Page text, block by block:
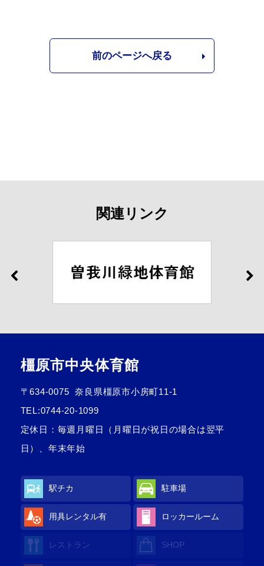
前のページへ戻る
関連リンク
橿原市中央体育館
〒634-0075
奈良県橿原市小房町11-1
TEL:0744-20-1099
定休日：毎週月曜日（月曜日が祝日の場合は翌平
日）、年末年始
駅チカ 駐車場
用具レンタル有 ロッカールーム
レストラン SHOP